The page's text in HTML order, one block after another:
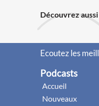
Découvrez aussi
Ecoutez les
Podcasts
Accueil
Nouveaux